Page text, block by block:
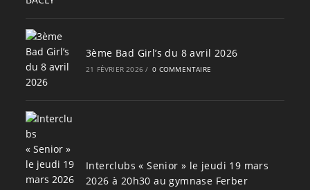
3ème Bad Girl’s du 8 avril 2026
21 FÉVRIER 2026 / 0 COMMENTAIRE
Interclubs « Senior » le jeudi 19 mars
2026 à 20h30 au gymnase Ferber